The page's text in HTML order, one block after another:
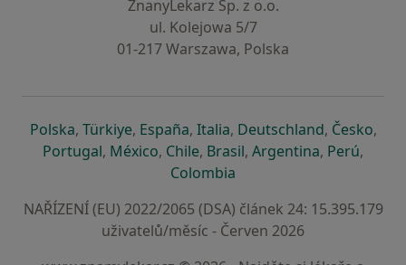
ZnanyLekarz Sp. z o.o.
ul. Kolejowa 5/7
01-217 Warszawa, Polska
Polskase otevře v nové záložce
, Türkiyese otevře v nové záložce
, Españase otevře v nové záložce
, Italiase otevře v nové záložce
, Deutschlandse otevře v
, Českose
,
Portugalse otevře v nové záložce
, Méxicose otevře v nové záložce
, Chilese otevře v nové záložce
, Brasilse otevře v nové
, Argentinase otevře v
, Perúse
,
Colombia
NAŘÍZENÍ (EU) 2022/2065 (DSA) článek 24: 15.395.179
uživatelů/měsíc - Červen 2026